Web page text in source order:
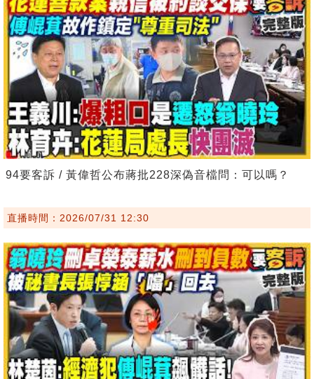
94要客訴 / 黃偉哲公布蔣批228深偽音檔問：可以嗎？
直播時間：2026/07/31 12:30